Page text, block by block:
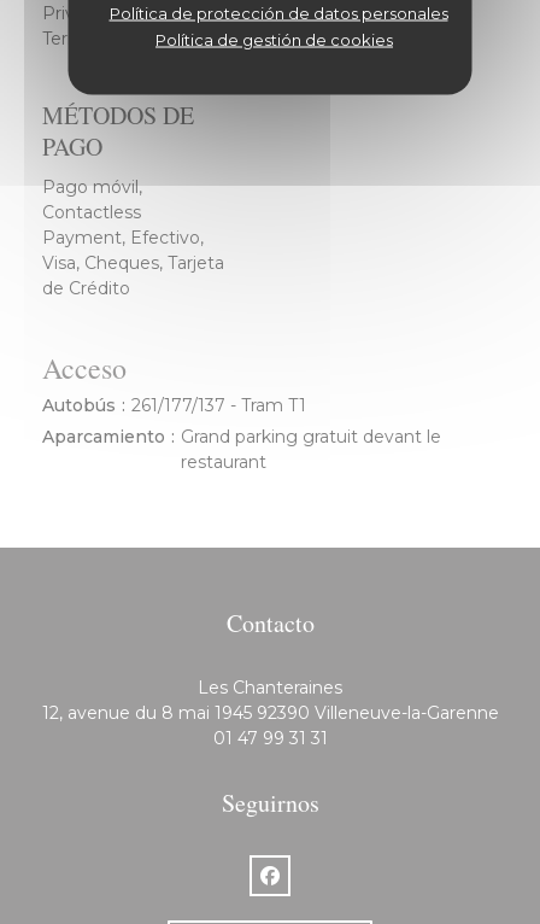
Política de protección de datos personales
Política de gestión de cookies
Privatización posible, WiFi, Vista Excepcional, Patio
Terrasse, Aparcamiento Gratuito
MÉTODOS DE
PAGO
Pago móvil,
Contactless
Payment, Efectivo,
Visa, Cheques, Tarjeta
de Crédito
Acceso
Autobús
261/177/137 - Tram T1
Aparcamiento
Grand parking gratuit devant le
restaurant
Contacto
Les Chanteraines
12, avenue du 8 mai 1945 92390 Villeneuve-la-Garenne
01 47 99 31 31
Seguirnos
Facebook ((abre en una nueva